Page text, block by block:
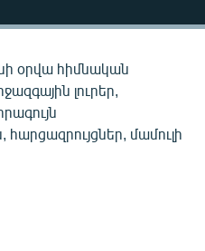
օրվա հիմնական
լուրեր,
մամուլի